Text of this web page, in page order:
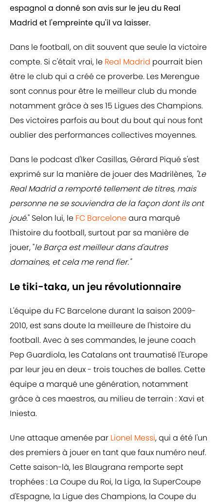
espagnol a donné son avis sur le jeu du Real
Madrid et l'empreinte qu'il va laisser.
Dans le football, on dit souvent que seule la victoire
compte. Si c'était vrai, le Real Madrid pourrait bien
être le club qui a créé ce proverbe. Les Merengue
sont connus pour être le meilleur club du monde
notamment grâce à ses 15 Ligues des Champions.
Des victoires parfois au bout du bout qui nous font
oublier des performances collectives moyennes.
Dans le podcast d'Iker Casillas, Gérard Piqué s'est
exprimé sur la manière de jouer des Madrilènes, "Le
Real Madrid a remporté tellement de titres, mais
personne ne se souviendra de la façon dont ils ont
joué." Selon lui, le FC Barceloneaura marqué
l'histoire du football, surtout par sa manière de
jouer, "le Barça est meilleur dans d'autres
domaines, et cela me rend fier."
Le tiki-taka, un jeu révolutionnaire
L'équipe du FC Barcelone durant la saison 2009-
2010, est sans doute la meilleure de l'histoire du
football. Avec à ses commandes, le jeune coach
Pep Guardiola, les Catalans ont traumatisé l'Europe
par leur jeu en deux - trois touches de balles. Cette
équipe a marqué une génération, notamment
grâce à ces maestros, au milieu de terrain : Xavi et
Iniesta.
Une attaque amenée par Lionel Messi, qui a été l'un
des premiers à jouer en tant que faux numéro neuf.
Cette saison-là, les Blaugrana remporte sept
trophées : La Coupe du Roi, la Liga, la SuperCoupe
d'Espagne, la Ligue des Champions, la Coupe du